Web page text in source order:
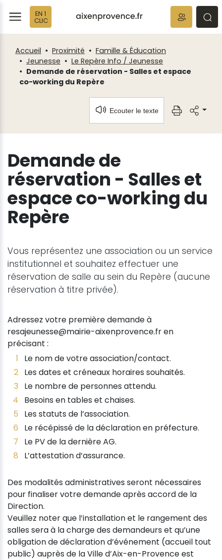
EN 1
CLIC
Accueil Proximité
Famille & Éducation
Jeunesse
Le Repère Info / Jeunesse
Demande de réservation - Salles et espace
co-working du Repère
Ecouter le texte
Demande de
réservation - Salles et
espace co-working du
Repère
Vous représentez une association ou un service
institutionnel et souhaitez effectuer une
réservation de salle au sein du Repère (aucune
réservation à titre privée).
Adressez votre première demande à
resajeunesse@mairie-aixenprovence.fr en
précisant :
Le nom de votre association/contact.
Les dates et créneaux horaires souhaités.
Le nombre de personnes attendu.
Besoins en tables et chaises.
Les statuts de l’association.
Le récépissé de la déclaration en préfecture.
Le PV de la dernière AG.
L’attestation d’assurance.
Des modalités administratives seront nécessaires
pour finaliser votre demande après accord de la
Direction.
Veuillez noter que l’installation et le rangement des
salles sera à la charge des demandeurs et qu’une
obligation de déclaration d’événement (accueil tout
public) auprès de la Ville d’Aix-en-Provence est
Fenêtre
de
chat
Panneau de gestion des cookies